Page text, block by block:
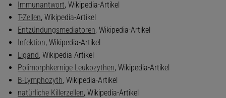
Immunantwort, Wikipedia-Artikel
T-Zellen, Wikipedia-Artikel
Entzündungsmediatoren, Wikipedia-Artikel
Infektion, Wikipedia-Artikel
Ligand, Wikipedia-Artikel
Polimorphkernige Leukozythen, Wikipedia-Artikel
B-Lymphozyth, Wikipedia-Artikel
natürliche Killerzellen, Wikipedia-Artikel